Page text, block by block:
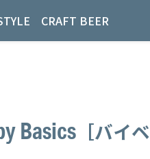
CRAFT BEER
Basics［バイ